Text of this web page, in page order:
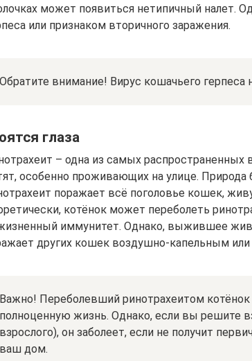
может появиться нетипичный налет.
или признаком вторичного заражения.
Обратите внимание! Вирус кошачьего герпеса
глаза
– одна из самых распространенных
особенно проживающих на улице. Природа
поражает всё поголовье кошек,
котёнок может переболеть
иммунитет. Однако, выжившее
других кошек воздушно-капельным
Важно! Переболевший ринотрахеитом
полноценную жизнь. Однако, если вы решите
взрослого), он заболеет, если не получит
ваш дом.